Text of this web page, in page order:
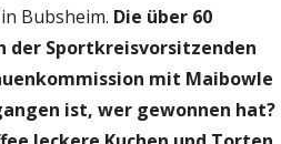
Bubsheim. Die über 60
der Sportkreisvorsitzenden
mit Maibowle
ist, wer gewonnen hat?